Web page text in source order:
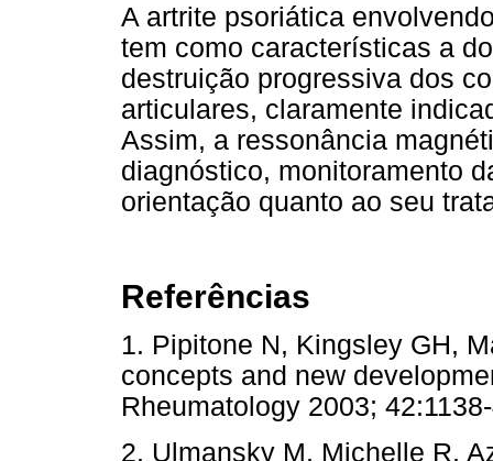
A artrite psoriática
tem como características a
destruição progressiva dos
articulares, claramente
Assim, a ressonância
diagnóstico, monitoramento
orientação quanto ao seu
Referências
1. Pipitone N, Kingsley GH,
concepts and new
Rheumatology 2003;
2. Ulmansky M, Michelle R,